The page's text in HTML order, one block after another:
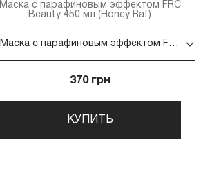
Маска с парафиновым эффектом FRC
Beauty 450 мл (Honey Raf)
Маска с парафиновым эффектом FRC Beauty 450 мл (Honey Raf)
370 грн
КУПИТЬ